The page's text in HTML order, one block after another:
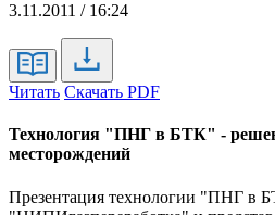
3.11.2011 / 16:24
Читать Скачать PDF
Технология "ПНГ в БТК" -
месторождений
Презентация технологии "ПНГ в